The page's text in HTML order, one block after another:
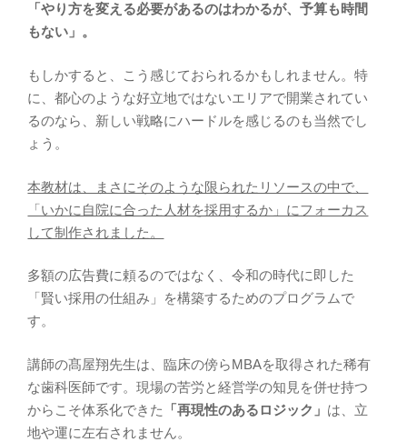
「やり方を変える必要があるのはわかるが、予算も時間
もない」。
もしかすると、こう感じておられるかもしれません。特
に、都心のような好立地ではないエリアで開業されてい
るのなら、新しい戦略にハードルを感じるのも当然でし
ょう。
本教材は、まさにそのような限られたリソースの中で、
「いかに自院に合った人材を採用するか」にフォーカス
して制作されました。
多額の広告費に頼るのではなく、令和の時代に即した
「賢い採用の仕組み」を構築するためのプログラムで
す。
講師の髙屋翔先生は、臨床の傍らMBAを取得された稀有
な歯科医師です。現場の苦労と経営学の知見を併せ持つ
からこそ体系化できた
「再現性のあるロジック」 は、立
地や運に左右されません。